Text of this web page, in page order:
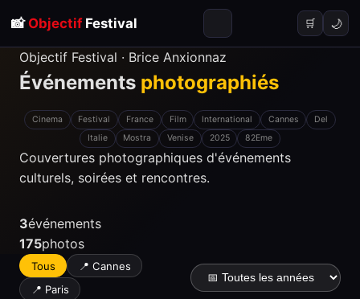
📸 ObjectifFestival 🛒 🌙
Objectif Festival · Brice Anxionnaz
Événements photographiés
Cinema Festival France Film International Cannes
Del
Italie
Mostra Venise 2025 82Eme
Couvertures photographiques d'événements
culturels, soirées et rencontres.
3événements
175photos
Tous
📍 Cannes
📍 Paris